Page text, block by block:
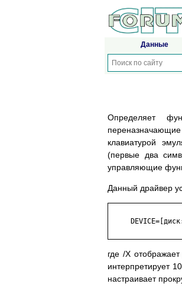
Данные
Определяет
клавиатурой
(первые два
управляющие
Данный драйвер
где /X
интерпретирует
настраивает